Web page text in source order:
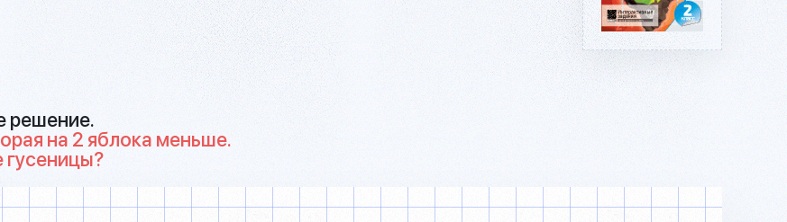
решение.
на 2 яблока меньше.
гусеницы?